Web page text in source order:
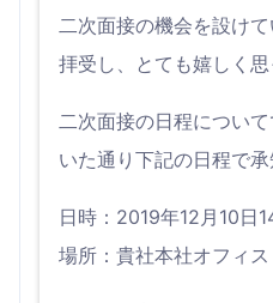
二次面接の機会を設け
拝受し、とても嬉しく思
二次面接の日程につい
いた通り下記の日程で承
日時：2019年12月10日
場所：貴社本社オフィス